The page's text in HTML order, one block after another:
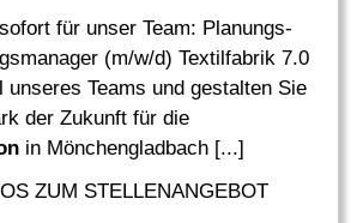
für unser Team: Planungs-
(m/w/d) Textilfabrik 7.0
unseres Teams und gestalten Sie
der Zukunft für die
in Mönchengladbach [...]
ZUM STELLENANGEBOT